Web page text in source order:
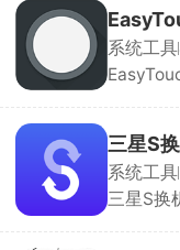
60帧高
招画面
部游戏
录完直
系统工具
球就能
板，一
手电筒
戏、看
三星S
系统工具
三星S换